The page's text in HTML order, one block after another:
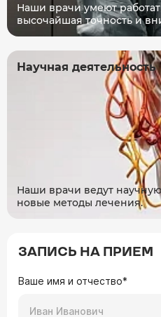
Наши врачи умеют
высочайшая точность и
Научная деятельность
Наши врачи ведут
новые методы лечения.
ЗАПИСЬ НА ПРИЕМ
Ваше имя и отчество*